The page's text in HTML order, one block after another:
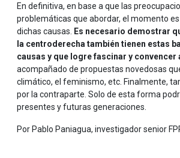
En definitiva, en base a que las
problemáticas que abordar, el momento
dichas causas.
Es necesario demostrar
la centroderecha también tienen estas
causas y que logre fascinar y
acompañado de propuestas novedosas
climático, el feminismo, etc. Finalmente,
por la contraparte. Solo de esta forma
presentes y futuras generaciones.
Por Pablo Paniagua, investigador senior